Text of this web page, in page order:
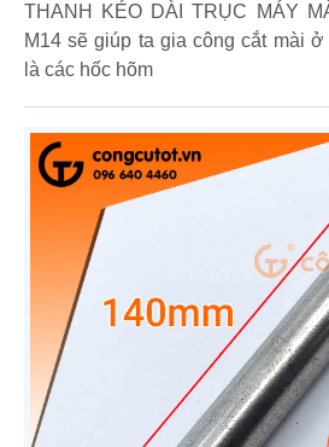
THANH KÉO DÀI TRỤC MÁY
M14 sẽ giúp ta gia công cắt mài
là các hốc hõm